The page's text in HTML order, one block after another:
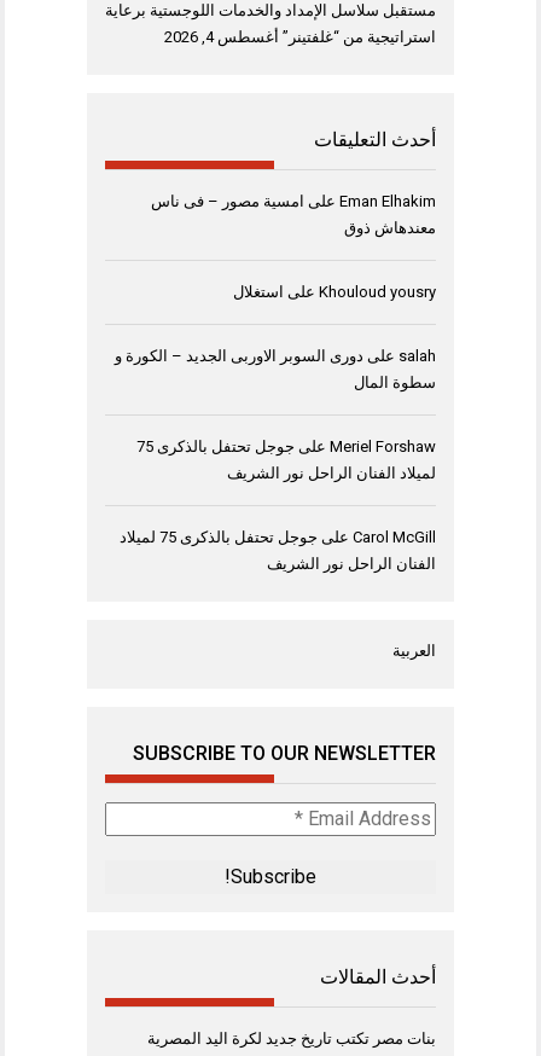
مستقبل سلاسل الإمداد والخدمات اللوجستية برعاية
استراتيجية من “غلفتينر” أغسطس 4, 2026
أحدث التعليقات
Eman Elhakim على امسية مصور – فى ناس
معندهاش ذوق
Khouloud yousry على استغلال
salah على دورى السوبر الاوربى الجديد – الكورة و
سطوة المال
Meriel Forshaw على
جوجل تحتفل بالذكرى 75
لميلاد الفنان الراحل نور الشريف
Carol McGill على
جوجل تحتفل بالذكرى 75 لميلاد
الفنان الراحل نور الشريف
العربية
SUBSCRIBE TO OUR NEWSLETTER
Email
Address
أحدث المقالات
بنات مصر تكتب تاريخ جديد لكرة اليد المصرية